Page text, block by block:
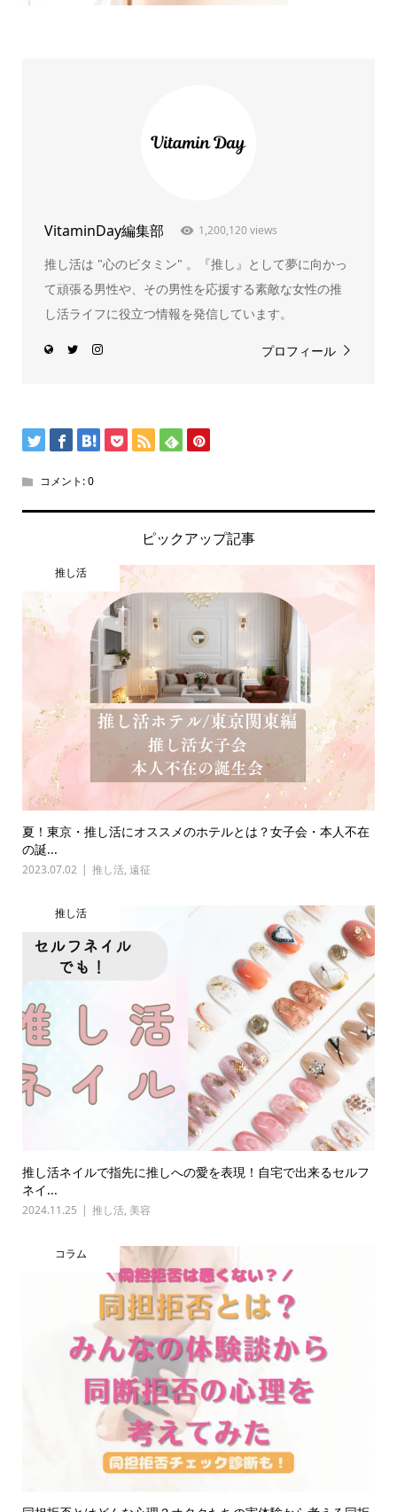
VitaminDay編集部 1,200,120 views
推し活は "心のビタミン" 。『推し』として夢に向かっ
て頑張る男性や、その男性を応援する素敵な女性の推
し活ライフに役立つ情報を発信しています。
プロフィール
コメント:0
ピックアップ記事
推し活
夏！東京・推し活にオススメのホテルとは？女子会・本人不在
の誕...
2023.07.02 推し活, 遠征
推し活
推し活ネイルで指先に推しへの愛を表現！自宅で出来るセルフ
ネイ...
2024.11.25 推し活, 美容
コラム